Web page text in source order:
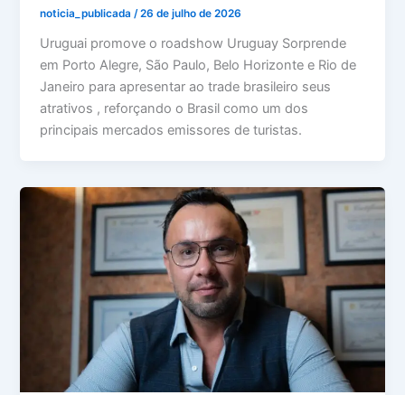
noticia_publicada/26 de julho de 2026
Uruguai promove o roadshow Uruguay Sorprende
em Porto Alegre, São Paulo, Belo Horizonte e Rio de
Janeiro para apresentar ao trade brasileiro seus
atrativos , reforçando o Brasil como um dos
principais mercados emissores de turistas.